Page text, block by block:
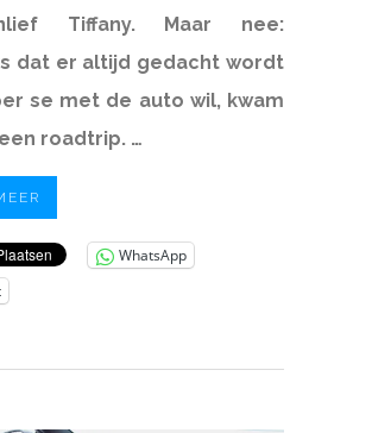
Tiffany. Maar nee:
dat er altijd gedacht wordt
se met de auto wil, kwam
roadtrip. …
WhatsApp